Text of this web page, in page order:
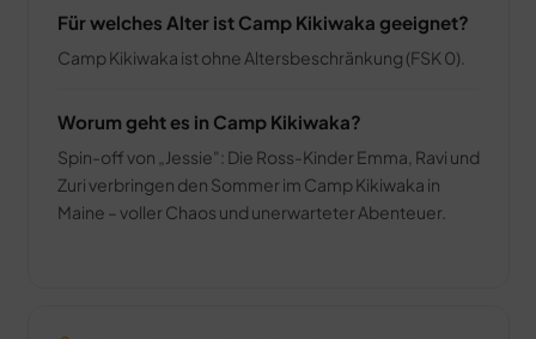
Für welches Alter ist Camp Kikiwaka geeignet?
Camp Kikiwaka ist ohne Altersbeschränkung (FSK 0).
Worum geht es in Camp Kikiwaka?
Spin-off von „Jessie": Die Ross-Kinder Emma, Ravi und
Zuri verbringen den Sommer im Camp Kikiwaka in
Maine – voller Chaos und unerwarteter Abenteuer.